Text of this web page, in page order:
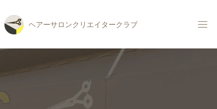
ン
テ
キ
ッ
ヘアーサロ ンク リ エイ タークラブ